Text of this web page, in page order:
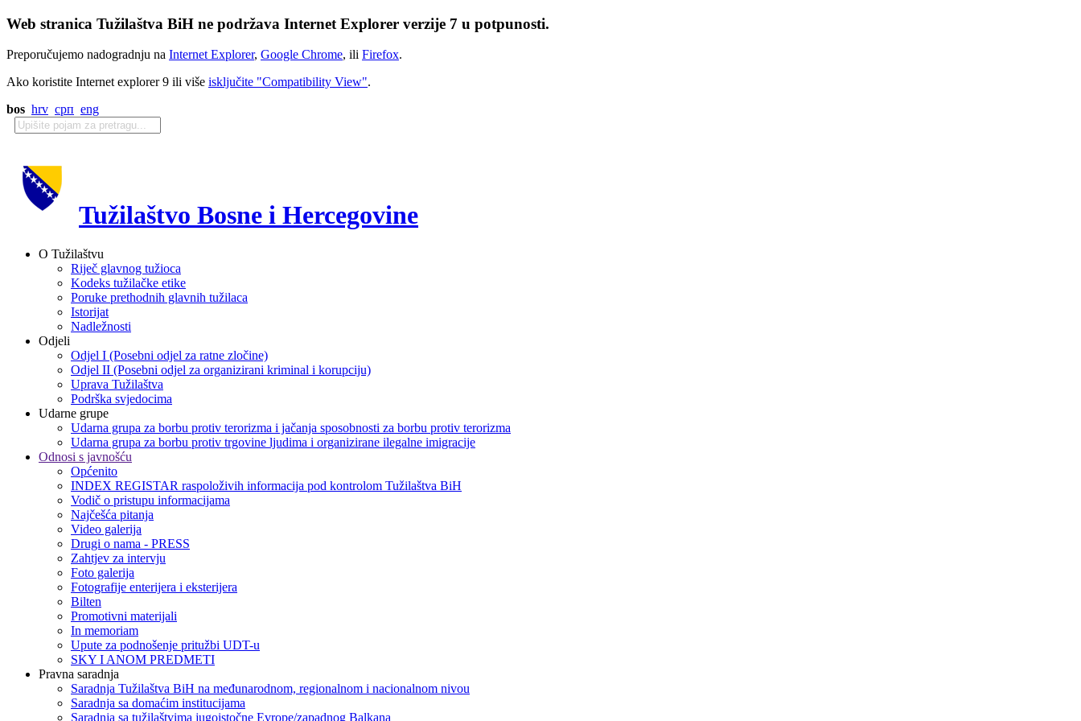
Web stranica Tužilaštva BiH ne podržava Internet Explorer verzije 7 u potpunosti.
Preporučujemo nadogradnju na Internet Explorer, Google Chrome, ili Firefox.
Ako koristite Internet explorer 9 ili više isključite "Compatibility View".
bos hrv срп eng
Tužilaštvo Bosne i Hercegovine
O Tužilaštvu
Riječ glavnog tužioca
Kodeks tužilačke etike
Poruke prethodnih glavnih tužilaca
Istorijat
Nadležnosti
Odjeli
Odjel I (Posebni odjel za ratne zločine)
Odjel II (Posebni odjel za organizirani kriminal i korupciju)
Uprava Tužilaštva
Podrška svjedocima
Udarne grupe
Udarna grupa za borbu protiv terorizma i jačanja sposobnosti za borbu protiv terorizma
Udarna grupa za borbu protiv trgovine ljudima i organizirane ilegalne imigracije
Odnosi s javnošću
Općenito
INDEX REGISTAR raspoloživih informacija pod kontrolom Tužilaštva BiH
Vodič o pristupu informacijama
Najčešća pitanja
Video galerija
Drugi o nama - PRESS
Zahtjev za intervju
Foto galerija
Fotografije enterijera i eksterijera
Bilten
Promotivni materijali
In memoriam
Upute za podnošenje pritužbi UDT-u
SKY I ANOM PREDMETI
Pravna saradnja
Saradnja Tužilaštva BiH na međunarodnom, regionalnom i nacionalnom nivou
Saradnja sa domaćim institucijama
Saradnja sa tužilaštvima jugoistočne Evrope/zapadnog Balkana